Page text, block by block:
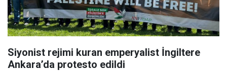
Siyonist rejimi kuran emperyalist İngiltere
Ankara’da protesto edildi